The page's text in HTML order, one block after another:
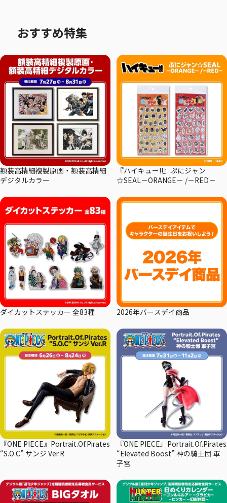
おすすめ特集
額装高精細複製原画・額装高精細
デジタルカラー
『ハイキュー!!』ぷにジャン
☆SEAL－ORANGE－ /－RED－
ダイカットステッカー 全83種 2026年バースデイ商品
『ONE PIECE』Portrait.Of.Pirates
“S.O.C” サンジ Ver.R
『ONE PIECE』Portrait.Of.Pirates
“Elevated Boost” 神の騎士団 軍
子宮